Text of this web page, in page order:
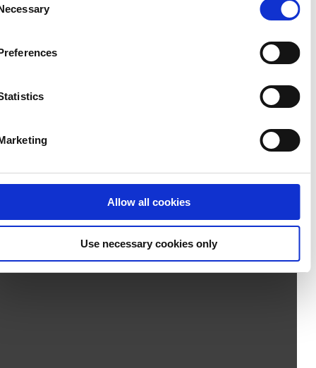
cookies after having received your consent. You may
withdraw your consent at any time by using the link in our
. If you would like to know more how we
process your personal data, please visit our
Privacy
Selection
Necessary
Preferences
Statistics
Marketing
Allow all cookies
Use necessary cookies only